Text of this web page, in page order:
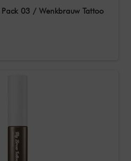
03 / Wenkbrauw Tattoo